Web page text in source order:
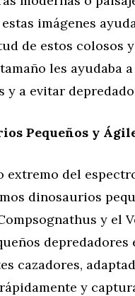
imágenes
de estos colosos
les ayudaba
y a evitar
Pequeños y
extremo del
dinosaurios
y el
depredadores
cazadores,
y